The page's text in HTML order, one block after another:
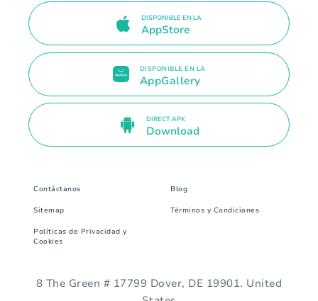
DISPONIBLE EN LA
AppStore
DISPONIBLE EN LA
AppGallery
DIRECT APK
Download
Contáctanos Blog
Sitemap Términos y Condiciones
Políticas de Privacidad y
Cookies
8 The Green # 17799 Dover, DE 19901. United